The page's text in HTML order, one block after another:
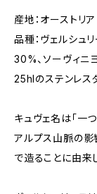
産地：オーストリ
品種：ヴェルシュ
30%、ソーヴィニ
25hlのステンレス
キュヴェ名は「一
アルプス山脈の影
で造ることに由来